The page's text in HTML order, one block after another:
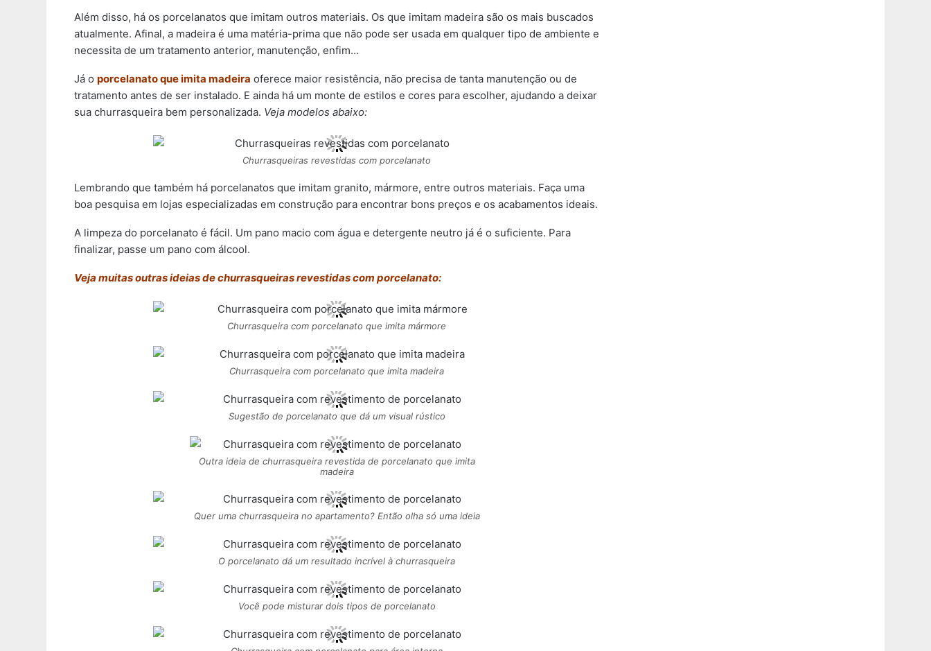
Além disso, há os porcelanatos que imitam outros materiais. Os que imitam madeira são os mais buscados
atualmente. Afinal, a madeira é uma matéria-prima que não pode ser usada em qualquer tipo de ambiente e
necessita de um tratamento anterior, manutenção, enfim…
Já o porcelanato que imita madeira oferece maior resistência, não precisa de tanta manutenção ou de
tratamento antes de ser instalado. E ainda há um monte de estilos e cores para escolher, ajudando a deixar
sua churrasqueira bem personalizada. Veja modelos abaixo:
Churrasqueiras revestidas com porcelanato
Lembrando que também há porcelanatos que imitam granito, mármore, entre outros materiais. Faça uma
boa pesquisa em lojas especializadas em construção para encontrar bons preços e os acabamentos ideais.
A limpeza do porcelanato é fácil. Um pano macio com água e detergente neutro já é o suficiente. Para
finalizar, passe um pano com álcool.
Veja muitas outras ideias de churrasqueiras revestidas com porcelanato:
Churrasqueira com porcelanato que imita mármore
Churrasqueira com porcelanato que imita madeira
Sugestão de porcelanato que dá um visual rústico
Outra ideia de churrasqueira revestida de porcelanato que imita
madeira
Quer uma churrasqueira no apartamento? Então olha só uma ideia
O porcelanato dá um resultado incrível à churrasqueira
Você pode misturar dois tipos de porcelanato